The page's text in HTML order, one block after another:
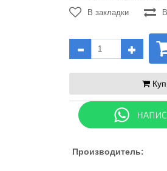
В закладки
Производитель: